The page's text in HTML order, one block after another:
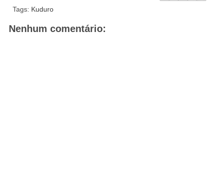
Tags: Kuduro
Nenhum comentário: